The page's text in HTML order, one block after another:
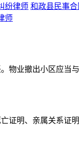
纷律师 和政县民事
师
物业撤出小区应当
证明、亲属关系证